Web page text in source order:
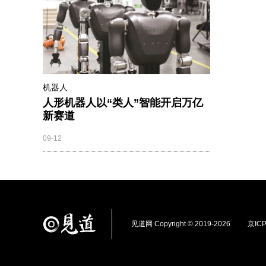
机器人
人形机器人以“类人”智能开启万亿
新赛道
09-12
见道网 Copyright © 2019-2026 京